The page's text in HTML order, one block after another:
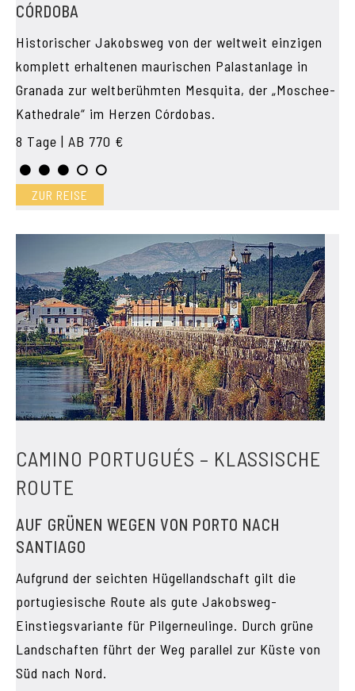
CÓRDOBA
Historischer Jakobsweg von der weltweit einzigen
komplett erhaltenen maurischen Palastanlage in
Granada zur weltberühmten Mesquita, der „Moschee-
Kathedrale“ im Herzen Córdobas.
8 Tage | AB 770 €
ZUR REISE
CAMINO PORTUGUÉS – KLASSISCHE
ROUTE
AUF GRÜNEN WEGEN VON PORTO NACH
SANTIAGO
Aufgrund der seichten Hügellandschaft gilt die
portugiesische Route als gute Jakobsweg-
Einstiegsvariante für Pilgerneulinge. Durch grüne
Landschaften führt der Weg parallel zur Küste von
Süd nach Nord.